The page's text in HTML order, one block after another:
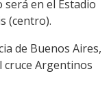
en el Estadio
(centro).
de Buenos Aires,
cruce Argentinos